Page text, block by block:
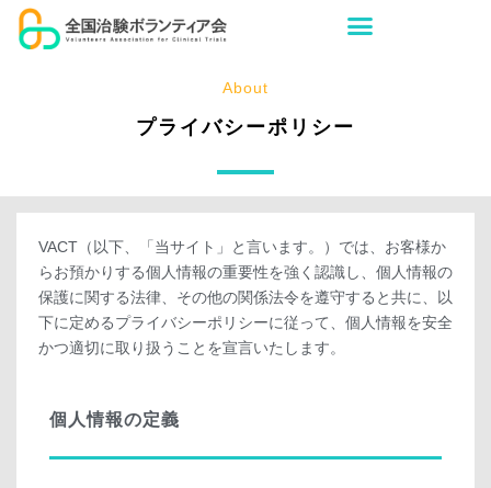
About
プライバシーポリシー
VACT（以下、「当サイト」と言います。）では、お客様か
らお預かりする個人情報の重要性を強く認識し、個人情報の
保護に関する法律、その他の関係法令を遵守すると共に、以
下に定めるプライバシーポリシーに従って、個人情報を安全
かつ適切に取り扱うことを宣言いたします。
個人情報の定義